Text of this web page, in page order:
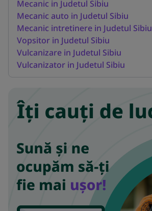
Mecanic in Judetul Sibiu
Mecanic auto in Judetul Sibiu
Mecanic intretinere in Judetul Sibiu
Vopsitor in Judetul Sibiu
Vulcanizare in Judetul Sibiu
Vulcanizator in Judetul Sibiu